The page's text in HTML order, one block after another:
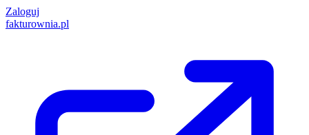
Zaloguj
fakturownia.pl